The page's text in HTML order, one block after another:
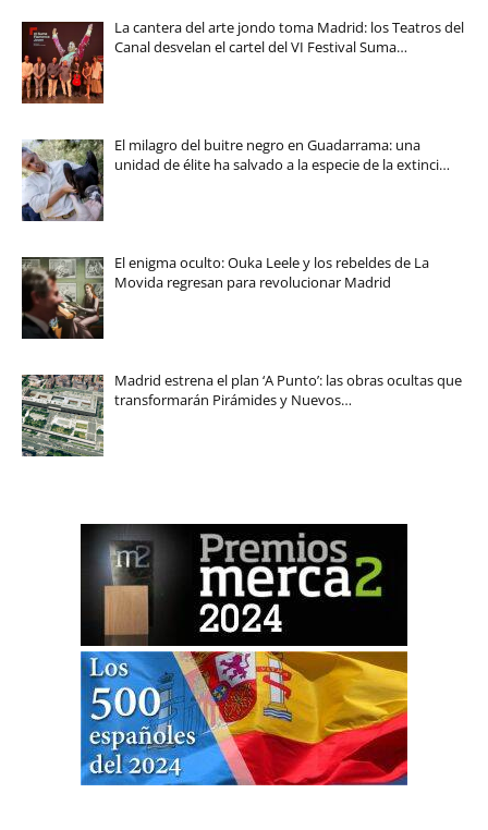
La cantera del arte jondo toma Madrid: los Teatros del
Canal desvelan el cartel del VI Festival Suma…
El milagro del buitre negro en Guadarrama: una
unidad de élite ha salvado a la especie de la extinci…
El enigma oculto: Ouka Leele y los rebeldes de La
Movida regresan para revolucionar Madrid
Madrid estrena el plan ‘A Punto’: las obras ocultas que
transformarán Pirámides y Nuevos…